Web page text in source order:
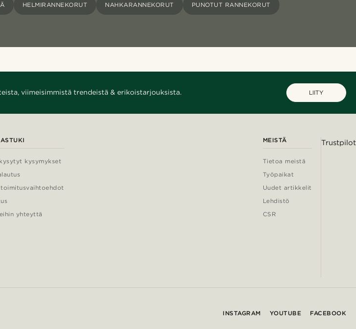
HELMIRANNEKORUT NAHKARANNEKORUT PUNOTUT RANNEKORUT
viimeisimmistä trendeistä & erikoistarjouksista. LIITY
kysymykset
yhteyttä
MEISTÄ
Tietoa meistä
Työpaikat
Uudet artikkelit
Lehdistö
CSR
Trustpilot
INSTAGRAM YOUTUBE FACEBOOK